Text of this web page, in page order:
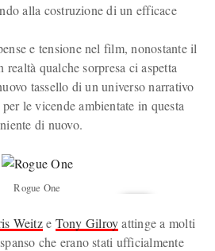
alla costruzione di un efficace
e tensione nel film, nonostante il
qualche sorpresa ci aspetta
tassello di un universo narrativo
le vicende ambientate in questa
di nuovo.
Rogue One
Weitze Tony Gilroyattinge a molti
che erano stati ufficialmente